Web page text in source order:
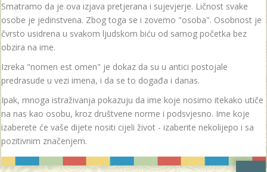
Smatramo da je ova izjava pretjerana i sujevjerje. Ličnost svake
osobe je jedinstvena. Zbog toga se i zovemo "osoba". Osobnost je
čvrsto usidrena u svakom ljudskom biću od samog početka bez
obzira na ime.
Izreka "nomen est omen" je dokaz da su u antici postojale
predrasude u vezi imena, i da se to događa i danas.
Ipak, mnoga istraživanja pokazuju da ime koje nosimo itekako utiče
na nas kao osobu, kroz društvene norme i podsvjesno. Ime koje
izaberete će vaše dijete nositi cijeli život - izaberite nekolijepo i sa
pozitivnim značenjem.